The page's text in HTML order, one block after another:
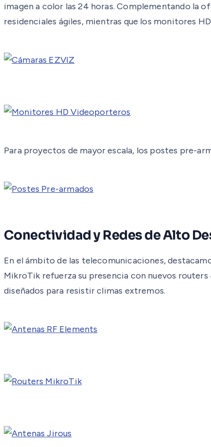
imagen a color las 24 horas. Complementando la
residenciales ágiles, mientras que los monitores
Para proyectos de mayor escala, los postes pre-
Conectividad y Redes de Alto
En el ámbito de las telecomunicaciones,
MikroTik refuerza su presencia con nuevos
diseñados para resistir climas extremos.